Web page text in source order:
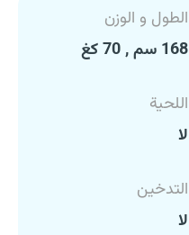
الطول و الوزن
168 سم , 70 كغ
اللحية
لا
التدخين
لا